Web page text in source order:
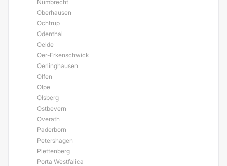
Nümbrecht
Oberhausen
Ochtrup
Odenthal
Oelde
Oer-Erkenschwick
Oerlinghausen
Olfen
Olpe
Olsberg
Ostbevern
Overath
Paderborn
Petershagen
Plettenberg
Porta Westfalica